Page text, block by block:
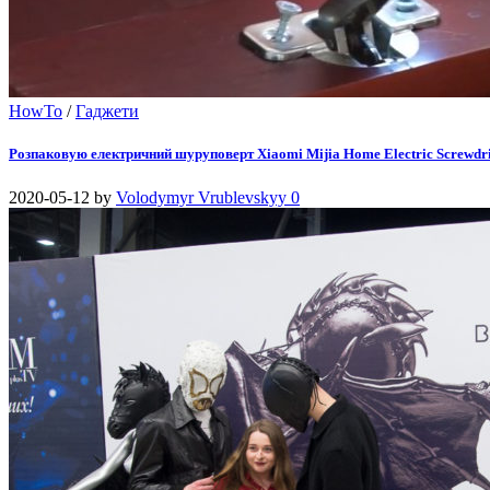
HowTo /Гаджети
Розпаковую електричний шуруповерт Xiaomi Mijia Home Electric
2020-05-12 by Volodymyr Vrublevskyy 0